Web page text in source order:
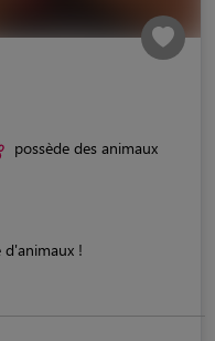
possède des animaux
d'animaux !